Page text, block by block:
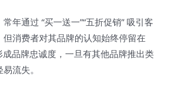
年通过 “买一送一”“五折促销” 吸引客
但消费者对其品牌的认知始终停留在
成品牌忠诚度，一旦有其他品牌推出类
流失。​